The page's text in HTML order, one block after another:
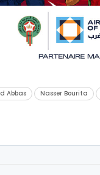
Abbas Nasser Bourita